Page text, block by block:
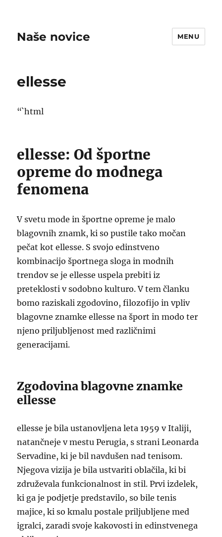
Naše novice MENU
ellesse
“`html
ellesse: Od športne
opreme do modnega
fenomena
V svetu mode in športne opreme je malo
blagovnih znamk, ki so pustile tako močan
pečat kot ellesse. S svojo edinstveno
kombinacijo športnega sloga in modnih
trendov se je ellesse uspela prebiti iz
preteklosti v sodobno kulturo. V tem članku
bomo raziskali zgodovino, filozofijo in vpliv
blagovne znamke ellesse na šport in modo ter
njeno priljubljenost med različnimi
generacijami.
Zgodovina blagovne znamke
ellesse
ellesse je bila ustanovljena leta 1959 v Italiji,
natančneje v mestu Perugia, s strani Leonarda
Servadine, ki je bil navdušen nad tenisom.
Njegova vizija je bila ustvariti oblačila, ki bi
združevala funkcionalnost in stil. Prvi izdelek,
ki ga je podjetje predstavilo, so bile tenis
majice, ki so kmalu postale priljubljene med
igralci, zaradi svoje kakovosti in edinstvenega